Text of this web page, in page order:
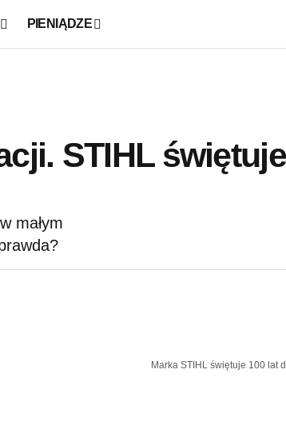
PIENIĄDZE
STIHL świętuje
małym
Marka STIHL świętuje 100 lat